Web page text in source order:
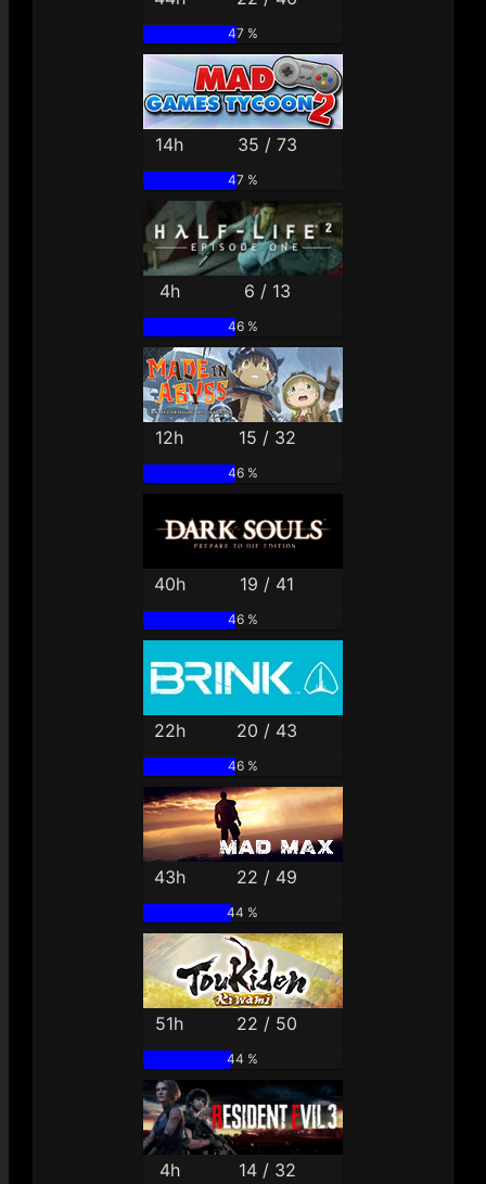
47 %
14h 35 / 73
47 %
4h 6 / 13
46 %
12h 15 / 32
46 %
40h 19 / 41
46 %
22h 20 / 43
46 %
43h 22 / 49
44 %
51h 22 / 50
44 %
4h 14 / 32